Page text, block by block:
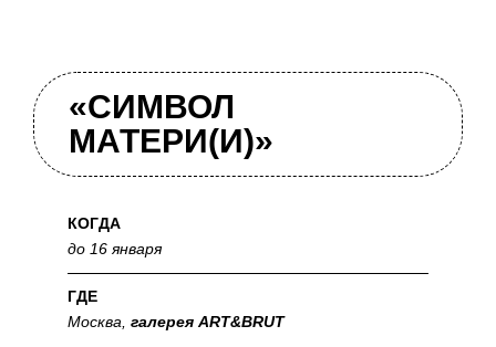
«СИМВОЛ
МАТЕРИ(И)»
КОГДА
до 16 января
ГДЕ
Москва, галерея ART&BRUT